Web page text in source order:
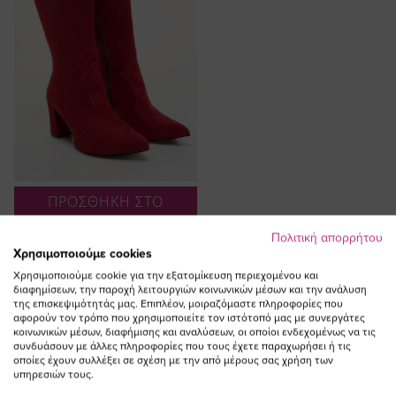
ΠΡΟΣΘΗΚΗ ΣΤΟ
ΚΑΛΑΘΙ
Μπότα cowboy με τακούνι σε
κόκκινο χρώμα
(-20%)
Ειδική
Τιμή
128,80 €
161,00 €
Πολιτική απορρήτου
Χρησιμοποιούμε cookies
Χρησιμοποιούμε cookie για την εξατομίκευση περιεχομένου και
διαφημίσεων, την παροχή λειτουργιών κοινωνικών μέσων και την ανάλυση
της επισκεψιμότητάς μας. Επιπλέον, μοιραζόμαστε πληροφορίες που
αφορούν τον τρόπο που χρησιμοποιείτε τον ιστότοπό μας με συνεργάτες
κοινωνικών μέσων, διαφήμισης και αναλύσεων, οι οποίοι ενδεχομένως να τις
συνδυάσουν με άλλες πληροφορίες που τους έχετε παραχωρήσει ή τις
οποίες έχουν συλλέξει σε σχέση με την από μέρους σας χρήση των
υπηρεσιών τους.